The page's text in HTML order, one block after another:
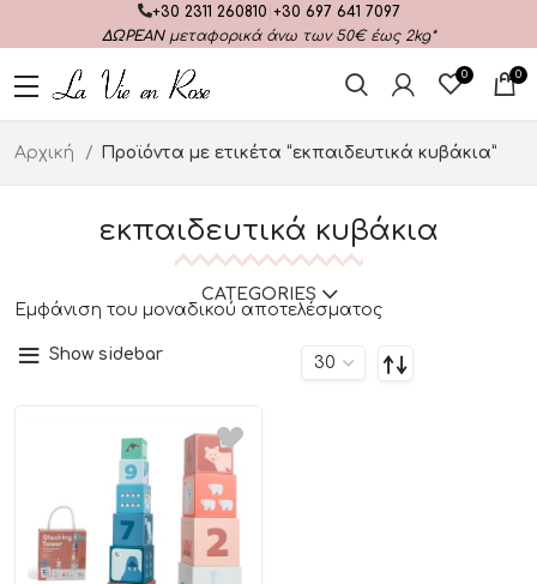
+30 2311 260810 +30 697 641 7097
ΔΩΡΕΑΝμεταφορικά άνω των 50€ έως 2kg*
0 0
Αρχική Προϊόντα με ετικέτα “εκπαιδευτικά κυβάκια”
εκπαιδευτικά κυβάκια
CATEGORIES
Εμφάνιση του μοναδικού αποτελέσματος
Show sidebar